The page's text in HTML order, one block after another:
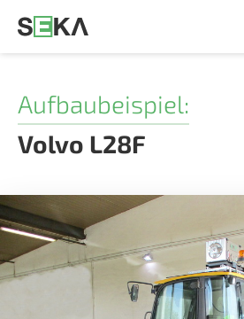
Aufbaubeispiel:
Volvo L28F